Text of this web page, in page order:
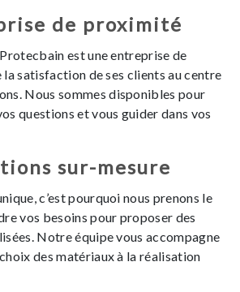
de proximité
est une entreprise de
satisfaction de ses clients au centre
Nous sommes disponibles pour
questions et vous guider dans vos
sur-mesure
c’est pourquoi nous prenons le
vos besoins pour proposer des
Notre équipe vous accompagne
des matériaux à la réalisation